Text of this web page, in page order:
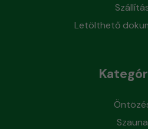
Letölthető
Szauna